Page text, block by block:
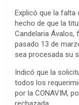
Explicó que la falta
hecho de que la
Candelaria Ávalos,
pasado 13 de
sea procesada su
Indicó que la
todos los
por la CONAVIM,